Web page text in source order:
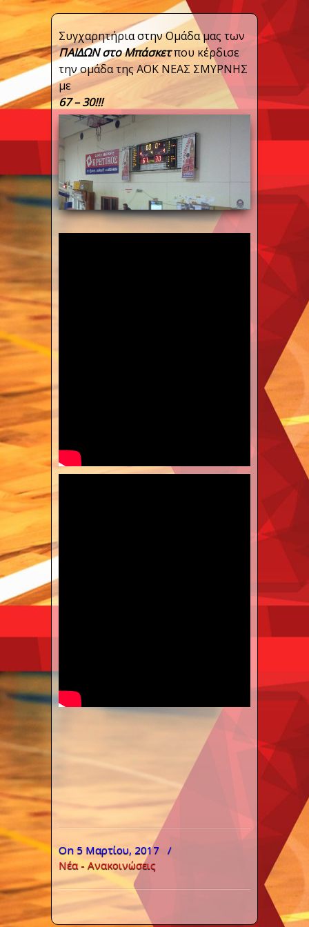
Συγχαρητήρια στην Ομάδα μας των
ΠΑΙΔΩΝ στο Μπάσκετπου κέρδισε
την ομάδα της ΑΟΚ ΝΕΑΣ ΣΜΥΡΝΗΣ
με
67 – 30!!!
On 5 Μαρτίου, 2017
/
Νέα - Ανακοινώσεις